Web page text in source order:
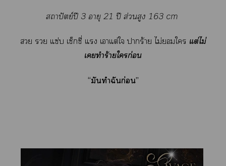
สถาปัตย์ปี 3 อายุ 21 ปี ส่วนสูง 163 cm
  แซ่บ เซ็กซี่ แ เาแต่ใ าร้าย ไม่ใ แต่ไม่
เทำร้ายใก่อน
“มันทำฉันก่อน”